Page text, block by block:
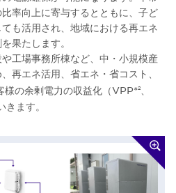
率向上に寄与するとともに、子ど
も活用され、地域における再エネ
果たします。
工場事務所棟など、中・小規模産
再エネ活用、省エネ・省コスト、
様の余剰電力の収益化（VPP*2
きます。